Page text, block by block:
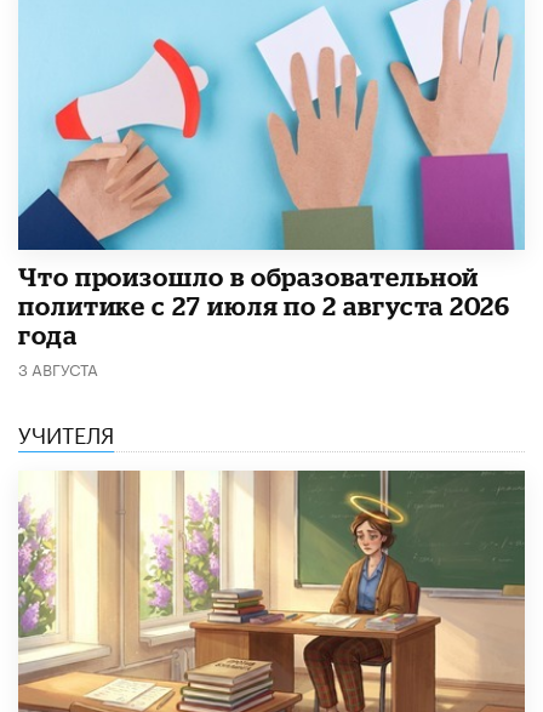
​Что произошло в образовательной
политике с 27 июля по 2 августа 2026
года
3 АВГУСТА
УЧИТЕЛЯ